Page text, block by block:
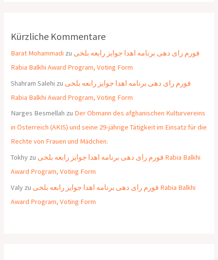
Kürzliche Kommentare
Barat Mohammadi zu فورم رای دهی برنامه اهدا جوایز رابعه بلخی
Rabia Balkhi Award Program, Voting Form
Shahram Salehi zu فورم رای دهی برنامه اهدا جوایز رابعه بلخی
Rabia Balkhi Award Program, Voting Form
Narges Besmellah zu Der Obmann des afghanischen Kulturvereins
in Österreich (AKIS) und seine 29-jährige Tätigkeit im Einsatz für die
Rechte von Frauen und Mädchen.
Tokhy zu فورم رای دهی برنامه اهدا جوایز رابعه بلخی Rabia Balkhi
Award Program, Voting Form
Valy zu فورم رای دهی برنامه اهدا جوایز رابعه بلخی Rabia Balkhi
Award Program, Voting Form